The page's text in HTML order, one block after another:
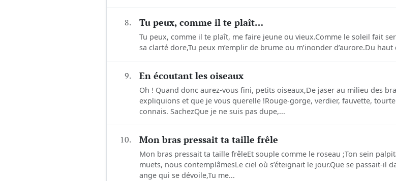
8. Tu peux, comme il te plaît…
Tu peux, comme il te plaît, me faire jeune ou vieux.Comme le soleil fait
sa clarté dore,Tu peux m’emplir de brume ou m’inonder d’aurore.Du
9. En écoutant les oiseaux
Oh ! Quand donc aurez-vous fini, petits oiseaux,De jaser au milieu des
expliquions et que je vous querelle !Rouge-gorge, verdier, fauvette,
connais. SachezQue je ne suis pas dupe,...
10. Mon bras pressait ta taille frêle
Mon bras pressait ta taille frêleEt souple comme le roseau ;Ton sein
muets, nous contemplâmesLe ciel où s’éteignait le jour.Que se passait-il
ange qui se dévoile,Tu me...